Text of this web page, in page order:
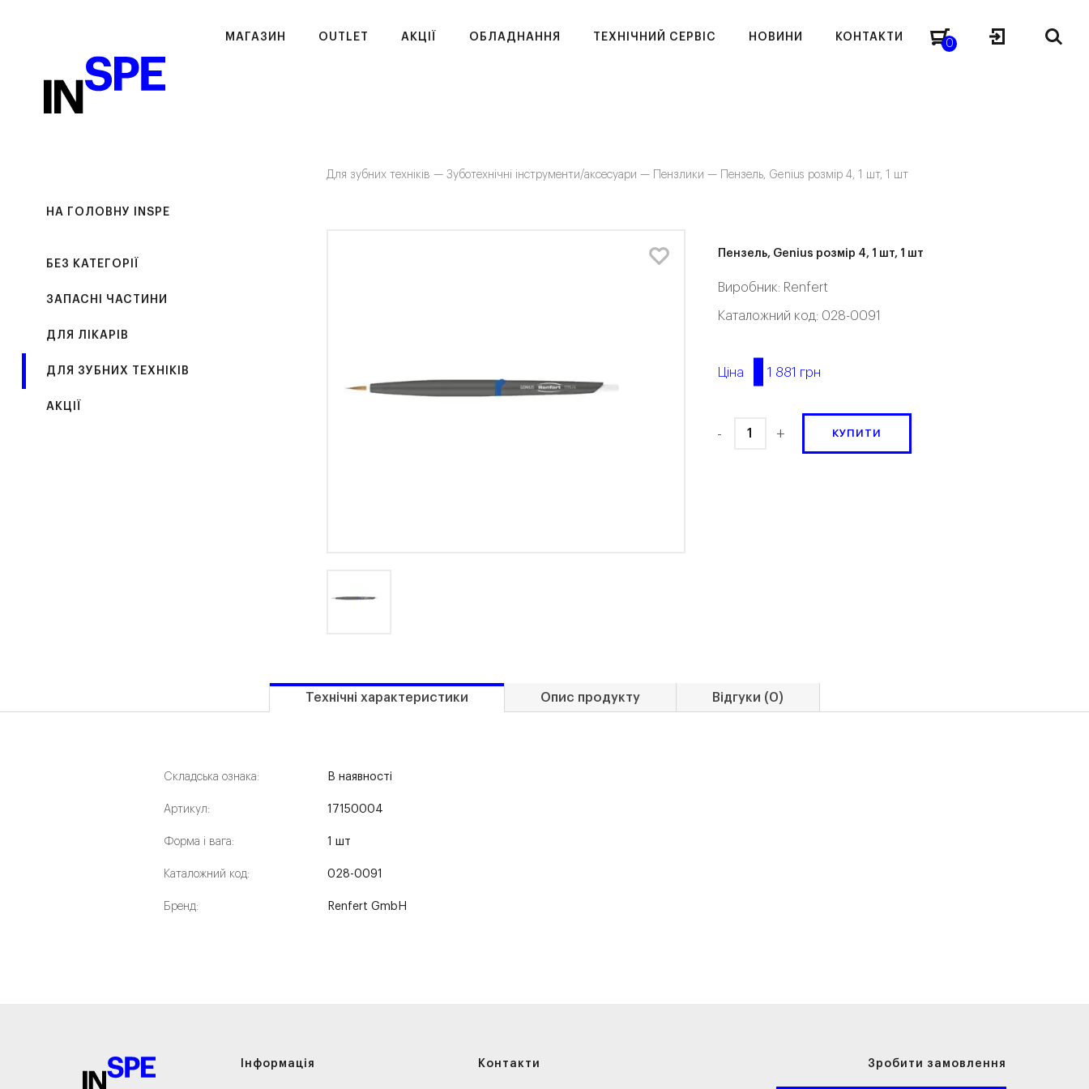
МАГАЗИН OUTLET АКЦІЇ ОБЛАДНАННЯ ТЕХНІЧНИЙ СЕРВІС НОВИНИ КОНТАКТИ
0
НА ГОЛОВНУ INSPE
БЕЗ КАТЕГОРІЇ
ЗАПАСНІ ЧАСТИНИ
ДЛЯ ЛІКАРІВ
ДЛЯ ЗУБНИХ ТЕХНІКІВ
АКЦІЇ
Для зубних техніків —Зуботехнічні інструменти/аксесуари — Пензлики — Пензель, Genius розмір 4, 1 шт, 1 шт
Пензель, Genius розмір 4, 1 шт, 1 шт
Виробник: Renfert
Каталожний код: 028-0091
Ціна 1 881 грн
- + КУПИТИ
Технічні характеристики Опис продукту Відгуки (0)
Складська ознака:
Артикул:
Форма і вага:
Каталожний код:
Бренд:
В наявності
17150004
1 шт
028-0091
Renfert GmbH
Інформація Контакти Зробити замовлення